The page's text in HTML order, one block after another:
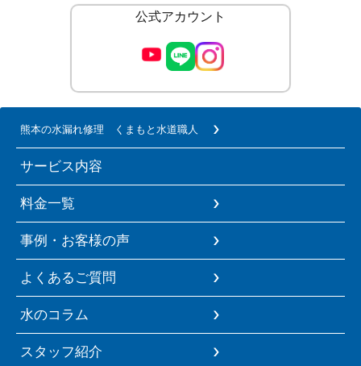
公式アカウント
熊本の水漏れ修理 くまもと水道職人
サービス内容
料金一覧
事例・お客様の声
よくあるご質問
水のコラム
スタッフ紹介